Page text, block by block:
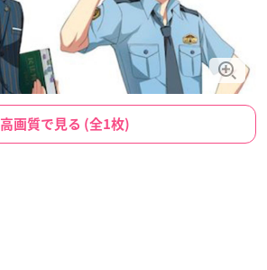
高画質で見る (全1枚)